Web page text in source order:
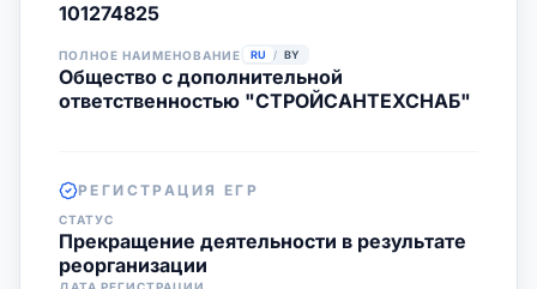
101274825
ПОЛНОЕ НАИМЕНОВАНИЕ RU / BY
Общество с дополнительной
ответственностью "СТРОЙСАНТЕХСНАБ"
РЕГИСТРАЦИЯ ЕГР
СТАТУС
Прекращение деятельности в результате
реорганизации